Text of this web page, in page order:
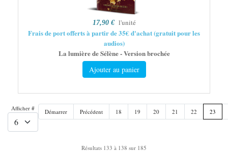
17,90 € l'unité
Frais de port offerts à partir de 35€ d'achat (gratuit pour les
audios)
La lumière de Sélène - Version brochée
Ajouter au panier
Afficher # Démarrer Précédent 18 19 20 21 22 23
Résultats 133 à 138 sur 185